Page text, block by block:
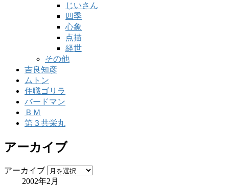
じいさん
四季
心象
点描
経世
その他
吉良知彦
ムトン
住職ゴリラ
バードマン
ＢＭ
第３共栄丸
アーカイブ
アーカイブ
2002年2月